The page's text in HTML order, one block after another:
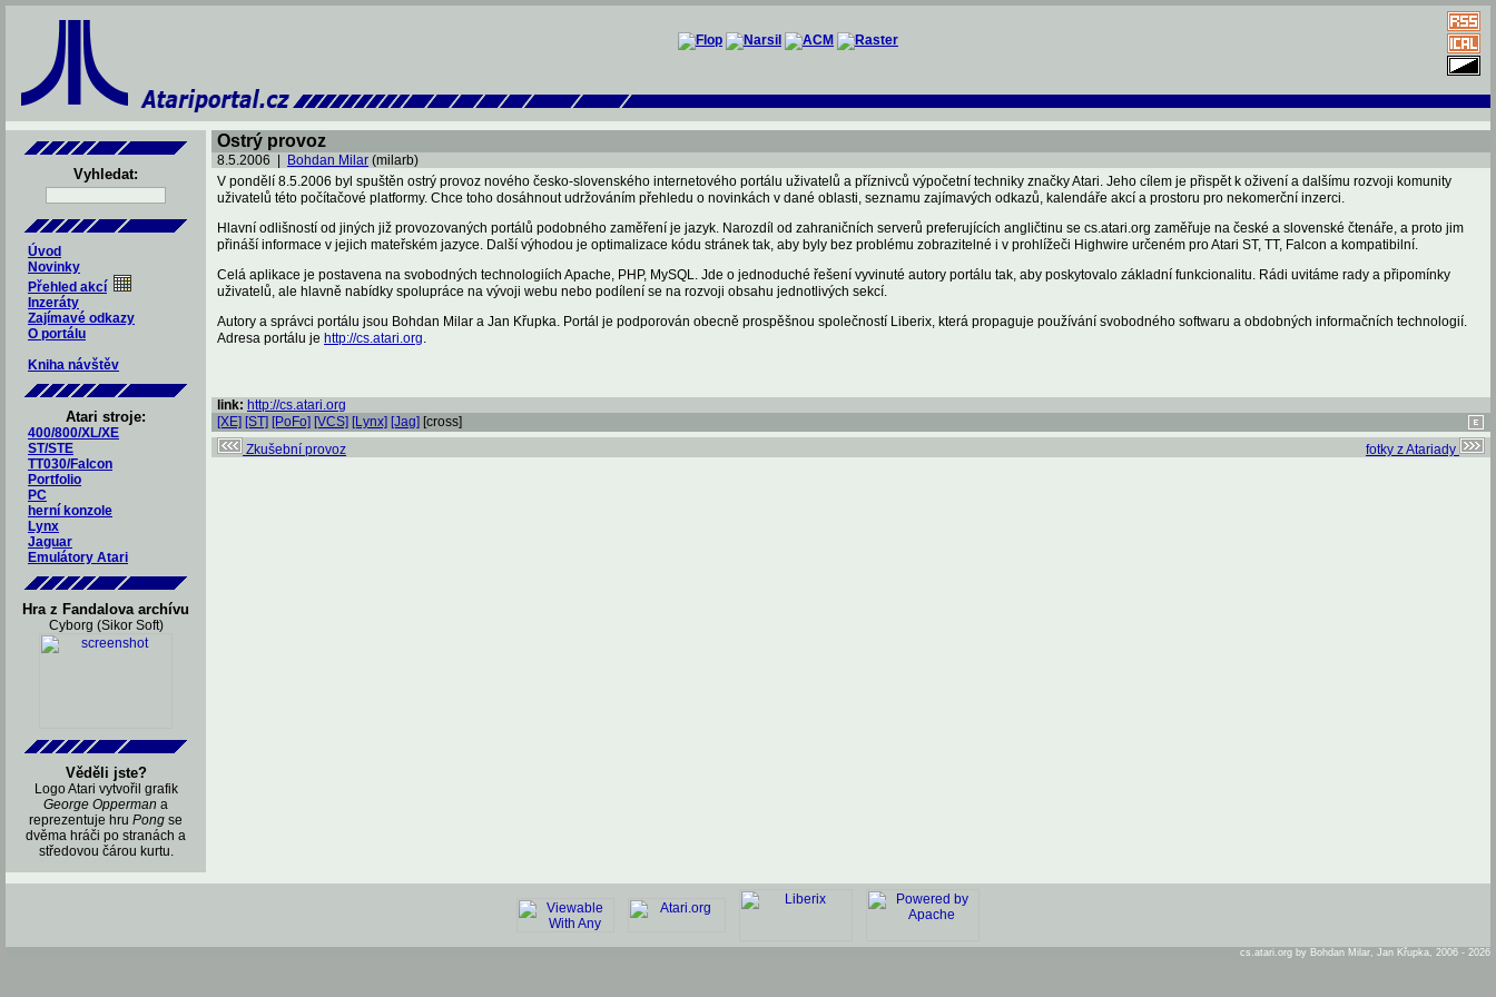
Vyhledat:
Úvod
Novinky
Přehled akcí
Inzeráty
Zajímavé odkazy
O portálu
Kniha návštěv
Atari stroje:
400/800/XL/XE
ST/STE
TT030/Falcon
Portfolio
PC
herní konzole
Lynx
Jaguar
Emulátory Atari
Hra z Fandalova archívu
Cyborg (Sikor Soft)
Věděli jste?
Logo Atari vytvořil grafik
George Opperman a
reprezentuje hru Pong se
dvěma hráči po stranách a
středovou čárou kurtu.
Ostrý provoz
8.5.2006 | Bohdan Milar (milarb)
V pondělí 8.5.2006 byl spuštěn ostrý provoz nového česko-slovenského internetového portálu uživatelů a příznivců výpočetní techniky značky Atari. Jeho cílem je přispět k oživení a dalšímu rozvoji komunity
uživatelů této počítačové platformy. Chce toho dosáhnout udržováním přehledu o novinkách v dané oblasti, seznamu zajímavých odkazů, kalendáře akcí a prostoru pro nekomerční inzerci.
Hlavní odlišností od jiných již provozovaných portálů podobného zaměření je jazyk. Narozdíl od zahraničních serverů preferujících angličtinu se cs.atari.org zaměřuje na české a slovenské čtenáře, a proto jim
přináší informace v jejich mateřském jazyce. Další výhodou je optimalizace kódu stránek tak, aby byly bez problému zobrazitelné i v prohlížeči Highwire určeném pro Atari ST, TT, Falcon a kompatibilní.
Celá aplikace je postavena na svobodných technologiích Apache, PHP, MySQL. Jde o jednoduché řešení vyvinuté autory portálu tak, aby poskytovalo základní funkcionalitu. Rádi uvitáme rady a připomínky
uživatelů, ale hlavně nabídky spolupráce na vývoji webu nebo podílení se na rozvoji obsahu jednotlivých sekcí.
Autory a správci portálu jsou Bohdan Milar a Jan Křupka. Portál je podporován obecně prospěšnou společností Liberix, která propaguje používání svobodného softwaru a obdobných informačních technologií.
Adresa portálu je http://cs.atari.org.
link: http://cs.atari.org
[XE] [ST] [PoFo] [VCS] [Lynx] [Jag] [cross]
Zkušební provoz
fotky z Atariady
cs.atari.org by Bohdan Milar, Jan Křupka, 2006 - 2026